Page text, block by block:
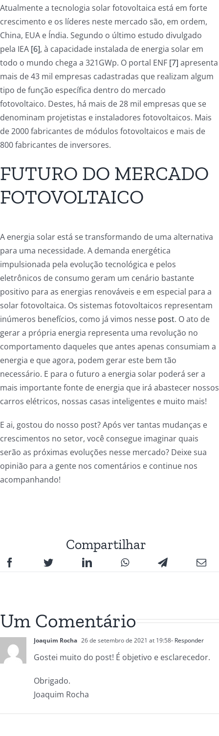
Atualmente a tecnologia solar fotovoltaica está em forte
crescimento e os líderes neste mercado são, em ordem,
China, EUA e Índia. Segundo o último estudo divulgado
pela IEA [6], à capacidade instalada de energia solar em
todo o mundo chega a 321GWp. O portal ENF [7] apresenta
mais de 43 mil empresas cadastradas que realizam algum
tipo de função específica dentro do mercado
fotovoltaico. Destes, há mais de 28 mil empresas que se
denominam projetistas e instaladores fotovoltaicos. Mais
de 2000 fabricantes de módulos fotovoltaicos e mais de
800 fabricantes de inversores.
FUTURO DO MERCADO
FOTOVOLTAICO
A energia solar está se transformando de uma alternativa
para uma necessidade. A demanda energética
impulsionada pela evolução tecnológica e pelos
eletrônicos de consumo geram um cenário bastante
positivo para as energias renováveis e em especial para a
solar fotovoltaica. Os sistemas fotovoltaicos representam
inúmeros benefícios, como já vimos nessepost. O ato de
gerar a própria energia representa uma revolução no
comportamento daqueles que antes apenas consumiam a
energia e que agora, podem gerar este bem tão
necessário. E para o futuro a energia solar poderá ser a
mais importante fonte de energia que irá abastecer nossos
carros elétricos, nossas casas inteligentes e muito mais!
E ai, gostou do nosso post? Após ver tantas mudanças e
crescimentos no setor, você consegue imaginar quais
serão as próximas evoluções nesse mercado? Deixe sua
opinião para a gente nos comentários e continue nos
acompanhando!
Compartilhar
Um Comentário
Joaquim Rocha 26 de setembro de 2021 at 19:58- Responder
Gostei muito do post! É objetivo e esclarecedor.
Obrigado.
Joaquim Rocha